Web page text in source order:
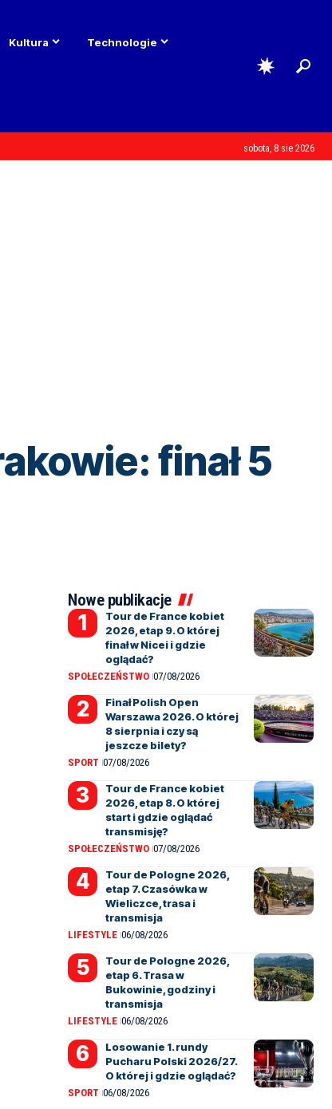
Kultura Technologie
sobota, 8 sie 2026
finał 5
Nowe publikacje
Tour de France kobiet
2026, etap 9. O której
finał w Nicei i gdzie
oglądać?
SPOŁECZEŃSTWO 07/08/2026
Finał Polish Open
Warszawa 2026. O której
8 sierpnia i czy są
jeszcze bilety?
SPORT 07/08/2026
Tour de France kobiet
2026, etap 8. O której
start i gdzie oglądać
transmisję?
SPOŁECZEŃSTWO 07/08/2026
Tour de Pologne 2026,
etap 7. Czasówka w
Wieliczce, trasa i
transmisja
LIFESTYLE 06/08/2026
Tour de Pologne 2026,
etap 6. Trasa w
Bukowinie, godziny i
transmisja
LIFESTYLE 06/08/2026
Losowanie 1. rundy
Pucharu Polski 2026/27.
O której i gdzie oglądać?
SPORT 06/08/2026